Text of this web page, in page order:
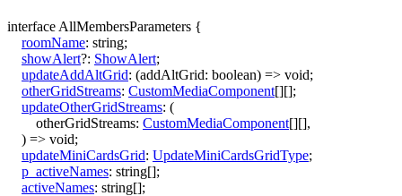
interface AllMembersParameters {
roomName: string;
showAlert?: ShowAlert;
updateAddAltGrid: (addAltGrid: boolean) => void;
otherGridStreams: CustomMediaComponent[][];
updateOtherGridStreams: (
otherGridStreams: CustomMediaComponent[][],
) => void;
updateMiniCardsGrid: UpdateMiniCardsGridType;
p_activeNames: string[];
activeNames: string[];